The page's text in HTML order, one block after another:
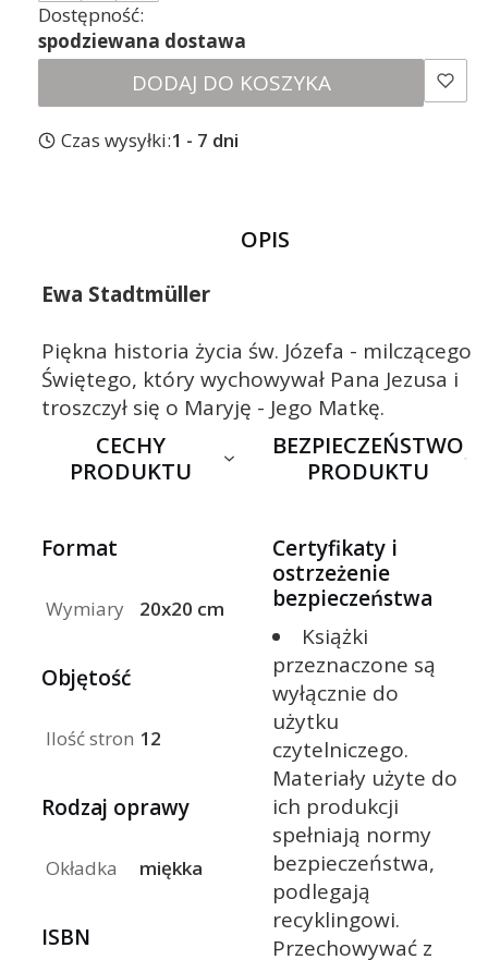
Dostępność:
spodziewana dostawa
DODAJ DO KOSZYKA
Czas wysyłki:1 - 7 dni
OPIS
Ewa Stadtmüller
Piękna historia życia św. Józefa - milczącego
Świętego, który wychowywał Pana Jezusa i
troszczył się o Maryję - Jego Matkę.
CECHY
PRODUKTU
Format
Wymiary 20x20 cm
Objętość
Ilość stron 12
Rodzaj oprawy
Okładka miękka
ISBN
BEZPIECZEŃSTWO
PRODUKTU
Certyfikaty i
ostrzeżenie
bezpieczeństwa
Książki
przeznaczone są
wyłącznie do
użytku
czytelniczego.
Materiały użyte do
ich produkcji
spełniają normy
bezpieczeństwa,
podlegają
recyklingowi.
Przechowywać z